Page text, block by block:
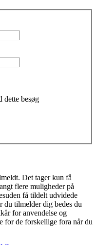
dette besøg
Det tager kun få
flere muligheder på
få tildelt udvidede
du tilmelder dig bedes du
for anvendelse og
for de forskellige fora når du